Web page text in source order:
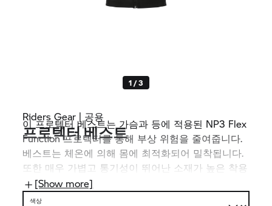
1 / 3
Riders Gear | 공용
프로텍터 베스트
이 프로텍터 베스트는 가슴과 등에 적용된 NP3 Flex
Function 프로텍터를 통해 부상 위험을 줄여줍니다.
베스트는 체온에 의해 몸에 최적화되어 밀착됩니다.
또한 매우 가볍고 통기성이 뛰어난 소재가 높은 착용
감을 제공합니다. 실용적인 점: 프로텍터를 탈착할 수
있어 세탁기로 세탁할 수 있습니다.
[Show more]
색상